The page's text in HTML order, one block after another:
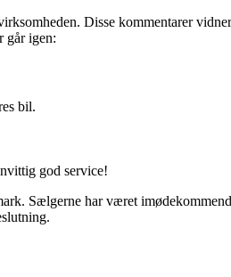
Disse kommentarer
går igen:
bil.
god service!
Sælgerne har været